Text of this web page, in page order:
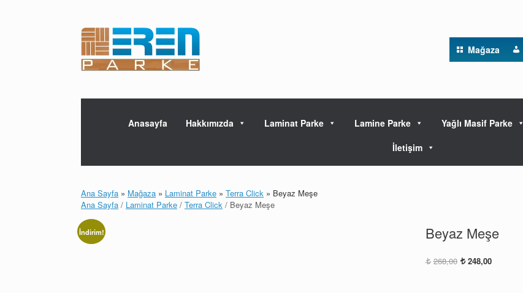
Mağaza
Anasayfa Hakkımızda Laminat Parke Lamine Parke Yağlı Masif Parke
İletişim
Ana Sayfa » Mağaza » Laminat Parke » Terra Click » Beyaz Meşe
Ana Sayfa / Laminat Parke / Terra Click / Beyaz Meşe
İndirim! Beyaz Meşe
268,00 Orijinal
248,00Şu